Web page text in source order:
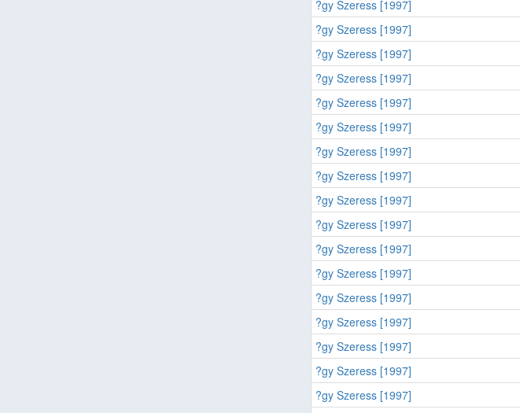
?gy Szeress [1997]
?gy Szeress [1997]
?gy Szeress [1997]
?gy Szeress [1997]
?gy Szeress [1997]
?gy Szeress [1997]
?gy Szeress [1997]
?gy Szeress [1997]
?gy Szeress [1997]
?gy Szeress [1997]
?gy Szeress [1997]
?gy Szeress [1997]
?gy Szeress [1997]
?gy Szeress [1997]
?gy Szeress [1997]
?gy Szeress [1997]
?gy Szeress [1997]